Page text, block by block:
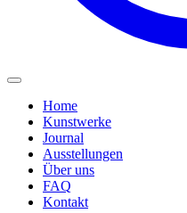
Home
Kunstwerke
Journal
Ausstellungen
Über uns
FAQ
Kontakt